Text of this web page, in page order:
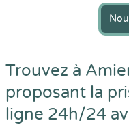
Trouvez à
proposant la
ligne 24h/24